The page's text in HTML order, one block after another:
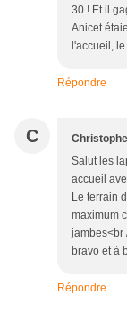
30 ! Et il
Anicet
l'accueil,
Répondre
C Christophe
Salut les
accueil
Le terrain
maximum
jambes<br
bravo et à
Répondre